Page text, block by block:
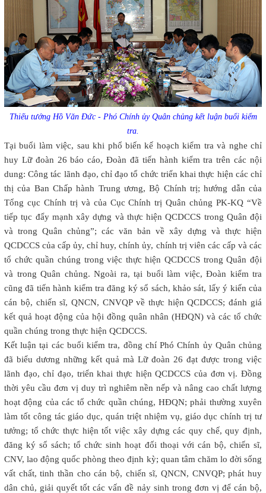
Thiếu tướng Hồ Văn Đức - Phó Chính ủy Quân chủng kết luận buổi kiểm
tra.
Tại buổi làm việc, sau khi phổ biến kế hoạch kiểm tra và nghe chỉ
huy Lữ đoàn 26 báo cáo, Đoàn đã tiến hành kiểm tra trên các nội
dung: Công tác lãnh đạo, chỉ đạo tổ chức triển khai thực hiện các chỉ
thị của Ban Chấp hành Trung ương, Bộ Chính trị; hướng dẫn của
Tổng cục Chính trị và của Cục Chính trị Quân chủng PK-KQ “Về
tiếp tục đẩy mạnh xây dựng và thực hiện QCDCCS trong Quân đội
và trong Quân chủng”; các văn bản về xây dựng và thực hiện
QCDCCS của cấp ủy, chỉ huy, chính ủy, chính trị viên các cấp và các
tổ chức quần chúng trong việc thực hiện QCDCCS trong Quân đội
và trong Quân chủng. Ngoài ra, tại buổi làm việc, Đoàn kiểm tra
cũng đã tiến hành kiểm tra đăng ký sổ sách, khảo sát, lấy ý kiến của
cán bộ, chiến sĩ, QNCN, CNVQP về thực hiện QCDCCS; đánh giá
kết quả hoạt động của hội đồng quân nhân (HĐQN) và các tổ chức
quần chúng trong thực hiện QCDCCS.
Kết luận tại các buổi kiểm tra, đồng chí Phó Chính ủy Quân chủng
đã biểu dương những kết quả mà Lữ đoàn 26 đạt được trong việc
lãnh đạo, chỉ đạo, triển khai thực hiện QCDCCS của đơn vị. Đồng
thời yêu cầu đơn vị duy trì nghiêm nền nếp và nâng cao chất lượng
hoạt động của các tổ chức quần chúng, HĐQN; phải thường xuyên
làm tốt công tác giáo dục, quán triệt nhiệm vụ, giáo dục chính trị tư
tưởng; tổ chức thực hiện tốt việc xây dựng các quy chế, quy định,
đăng ký sổ sách; tổ chức sinh hoạt đối thoại với cán bộ, chiến sĩ,
CNV, lao động quốc phòng theo định kỳ; quan tâm chăm lo đời sống
vất chất, tinh thần cho cán bộ, chiến sĩ, QNCN, CNVQP; phát huy
dân chủ, giải quyết tốt các vấn đề nảy sinh trong đơn vị để cán bộ,